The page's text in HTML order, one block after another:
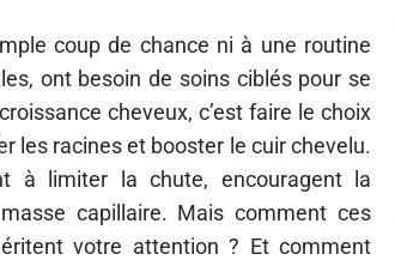
coup de chance ni à une routine
ont besoin de soins ciblés pour se
cheveux, c’est faire le choix
les racines et booster le cuir chevelu.
à limiter la chute, encouragent la
capillaire. Mais comment ces
votre attention ? Et comment